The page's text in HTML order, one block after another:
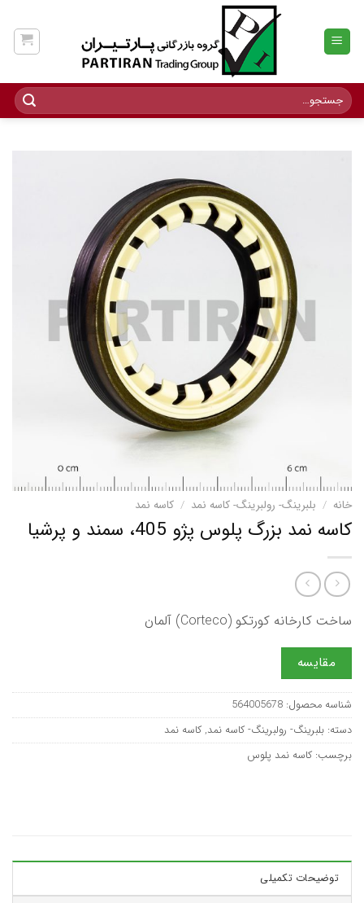
content
جستجو
برای:
خانه / بلبرینگ- رولبرینگ- کاسه نمد / کاسه نمد
كاسه نمد بزرگ پلوس پژو 405، سمند و پرشيا
ساخت کارخانه کورتکو (Corteco) آلمان
مقایسه
شناسه محصول: 564005678
دسته: بلبرینگ- رولبرینگ- کاسه نمد, کاسه نمد
برچسب: کاسه نمد پلوس
توضیحات تکمیلی